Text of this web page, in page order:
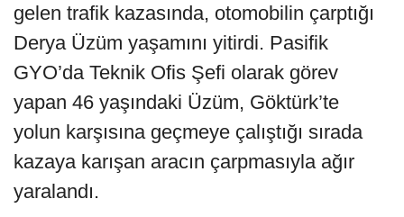
gelen trafik kazasında, otomobilin çarptığı
Derya Üzüm yaşamını yitirdi. Pasifik
GYO’da Teknik Ofis Şefi olarak görev
yapan 46 yaşındaki Üzüm, Göktürk’te
yolun karşısına geçmeye çalıştığı sırada
kazaya karışan aracın çarpmasıyla ağır
yaralandı.